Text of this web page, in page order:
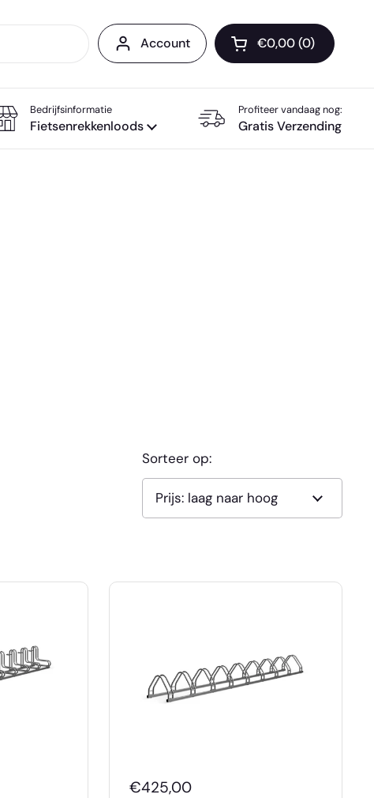
Account Winkelwagentje
€0,00 0
Bedrijfsinformatie
Fietsenrekkenloods
Profiteer vandaag nog:
Gratis Verzending
Sorteer op:
€425,00